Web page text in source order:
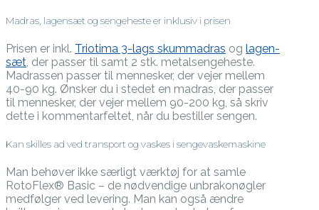
Madras, lagensæt og sengeheste er inklusiv i prisen
Prisen er inkl. Triotima 3-lags skummadras og lagen-
sæt, der passer til samt 2 stk. metalsengeheste.
Madrassen passer til mennesker, der vejer mellem
40-90 kg. Ønsker du i stedet en madras, der passer
til mennesker, der vejer mellem 90-200 kg, så skriv
dette i kommentarfeltet, når du bestiller sengen.
Kan skilles ad ved transport og vaskes i sengevaskemaskine
Man behøver ikke særligt værktøj for at samle
RotoFlex® Basic – de nødvendige unbrakonøgler
medfølger ved levering. Man kan også ændre